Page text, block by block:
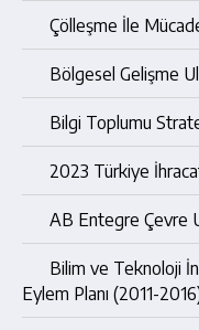
Çölleşme İle
Bölgesel Gelişme
Bilgi Toplumu
2023 Türkiye
AB Entegre Çevre
Bilim ve Teknoloji
Eylem Planı (2011-